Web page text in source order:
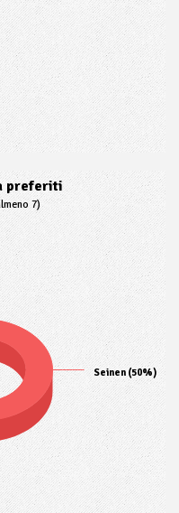
preferiti
7)
Seinen (50%)